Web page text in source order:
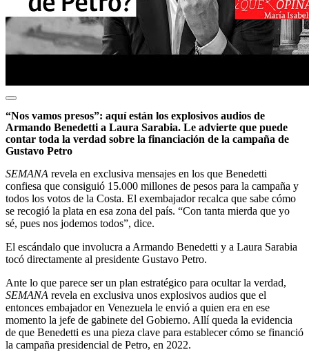
“Nos vamos presos”: aquí están los explosivos audios de
Armando Benedetti a Laura Sarabia. Le advierte que puede
contar toda la verdad sobre la financiación de la campaña de
Gustavo Petro
SEMANA revela en exclusiva mensajes en los que Benedetti
confiesa que consiguió 15.000 millones de pesos para la campaña y
todos los votos de la Costa. El exembajador recalca que sabe cómo
se recogió la plata en esa zona del país. “Con tanta mierda que yo
sé, pues nos jodemos todos”, dice.
El escándalo que involucra a Armando Benedetti y a Laura Sarabia
tocó directamente al presidente Gustavo Petro.
Ante lo que parece ser un plan estratégico para ocultar la verdad,
SEMANA revela en exclusiva unos explosivos audios que el
entonces embajador en Venezuela le envió a quien era en ese
momento la jefe de gabinete del Gobierno. Allí queda la evidencia
de que Benedetti es una pieza clave para establecer cómo se financió
la campaña presidencial de Petro, en 2022.